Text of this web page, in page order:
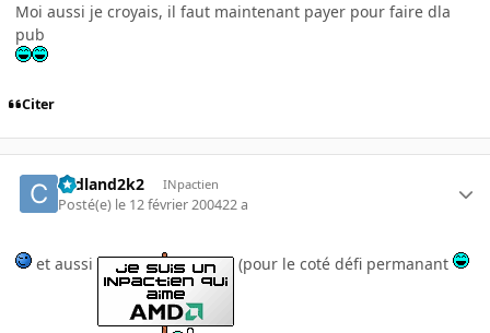
Moi aussi je croyais, il faut maintenant payer pour faire dla
pub
Citer
cedland2k2 INpactien
Posté(e) le 12 février 200422 a
et aussi (pour le coté défi permanant